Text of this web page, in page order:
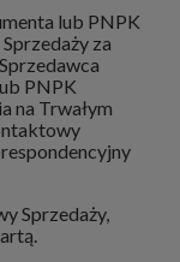
lub PNPK
za
PNPK
na Trwałym
Sprzedaży,